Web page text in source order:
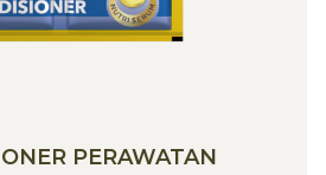
PERAWATAN